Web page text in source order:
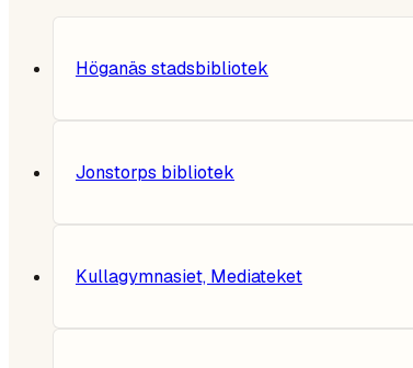
Höganäs stadsbibliotek
Jonstorps bibliotek
Kullagymnasiet, Mediateket